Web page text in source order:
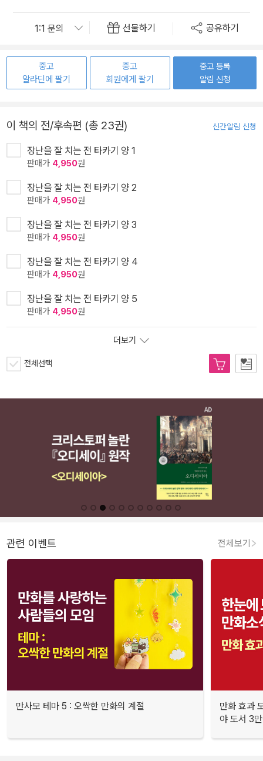
선물하기 공유하기
중고
알라딘에 팔기
중고
회원에게 팔기
중고 등록
알림 신청
이 책의 전/후속편 (총 23권) 신간알림 신청
장난을 잘 치는 전 타카기 양 1
판매가 4,950원
장난을 잘 치는 전 타카기 양 2
판매가 4,950원
장난을 잘 치는 전 타카기 양 3
판매가 4,950원
장난을 잘 치는 전 타카기 양 4
판매가 4,950원
장난을 잘 치는 전 타카기 양 5
판매가 4,950원
더보기
전체선택
관련 이벤트 전체보기
만사모 테마 5 : 오싹한 만화의 계절
만화 효과
야 도서 3